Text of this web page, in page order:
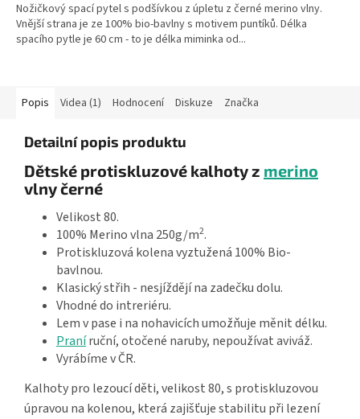
Nožičkový spací pytel s podšívkou z úpletu z černé merino vlny.
Vnější strana je ze 100% bio-bavlny s motivem puntíků. Délka
spacího pytle je 60 cm - to je délka miminka od...
Popis Videa (1) Hodnocení Diskuze Značka
Detailní popis produktu
Dětské protiskluzové kalhoty z merino
vlny černé
Velikost 80.
100% Merino vlna 250g/m2.
Protiskluzová kolena vyztužená 100% Bio-
bavlnou.
Klasický střih - nesjíždějí na zadečku dolu.
Vhodné do intreriéru.
Lem v pase i na nohavicích umožňuje měnit délku.
Praníruční, otočené naruby, nepoužívat aviváž.
Vyrábíme v ČR.
Kalhoty pro lezoucí děti, velikost 80, s protiskluzovou
úpravou na kolenou, která zajišťuje stabilitu při lezení